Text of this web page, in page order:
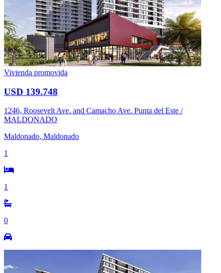
Vivienda promovida
USD 139.748
1246, Roosevelt Ave. and Camacho Ave. Punta del Este /
MALDONADO
Maldonado, Maldonado
1
1
0